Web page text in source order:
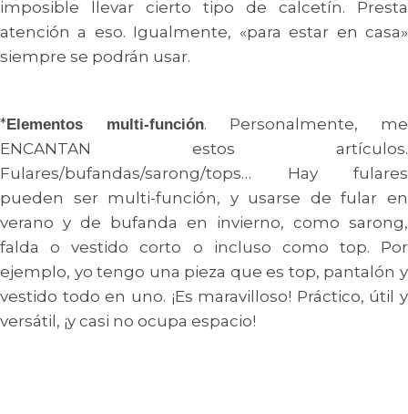
imposible llevar cierto tipo de calcetín. Presta
atención a eso. Igualmente, «para estar en casa»
siempre se podrán usar.
*Elementos multi-función. Personalmente, me
ENCANTAN estos artículos.
Fulares/bufandas/sarong/tops… Hay fulares
pueden ser multi-función, y usarse de fular en
verano y de bufanda en invierno, como sarong,
falda o vestido corto o incluso como top. Por
ejemplo, yo tengo una pieza que es top, pantalón y
vestido todo en uno. ¡Es maravilloso! Práctico, útil y
versátil, ¡y casi no ocupa espacio!